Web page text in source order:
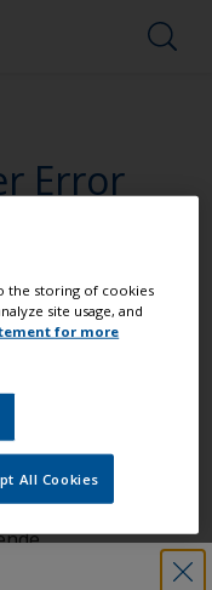
Error
proffs
för att måla din
the storing of cookies
site usage, and
for more
All Cookies